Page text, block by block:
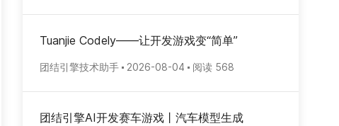
Tuanjie Codely——让开发游戏变“简单”
团结引擎技术助手 2026-08-04 阅读 568
团结引擎AI开发赛车游戏丨汽车模型生成